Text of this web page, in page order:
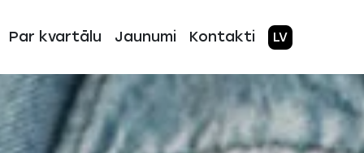
Par kvartālu Jaunumi Kontakti LV